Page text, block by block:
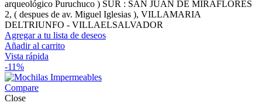
arqueológico Puruchuco ) SUR : SAN JUAN DE MIRAFLORES
2, ( despues de av. Miguel Iglesias ), VILLAMARIA
DELTRIUNFO - VILLAELSALVADOR
Agregar a tu lista de deseos
Añadir al carrito
Vista rápida
-11%
Compare
Close